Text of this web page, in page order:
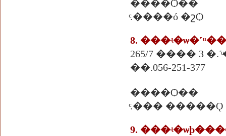
����Ѻ��
ͨ.����ó �շѺ
8.
265/7 ���� 3
��.056-251-377
����Ѻ��
ͨ.��� �����Ǫ
9.